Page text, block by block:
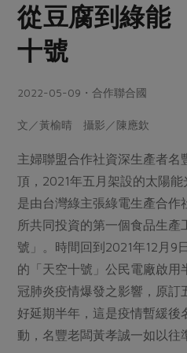
豆製品
肉品・水產
畜產肉類
水畜加工品
調理食材・點心
調味醬料/南北貨
休閒零嘴
保健食品
居家好物
美妝保養
常備菜
蔬食
蛋料理
料理方式
烘焙．點心
醬料
湯品．鍋物
漬物
涼拌沙拉
飲品
主題食譜
更多預購活動
合作25-精選產品第四彈
合作25-精選產品第三彈
更多當季產品
議題活動
主婦聯盟X樂齡網特約優惠案
2024農業發展計畫年度報告
社內大小事
產品故事
樂齡生活
廚房瑜伽
減硝酸鹽
非基改運動
廢核運動
減添加物
更多議題
關於我們
合作社組織
產品檢驗
自主把關
檢驗報告
硝酸鹽檢驗
社員權益
合作社法規
社務專區
從豆腐到綠
十號
2022-05-09・合作聯合國
文／黃榆晴 攝影／陳應欽
主婦聯盟合作社資深生產者名
頂，2021年五月架設的太陽
是由台灣綠主張綠電生產合作
所共同投資的第一個食品生產
號」。時間回到2021年12月9
的「天空十號」公民電廠啟用
冠肺炎疫情爆發之影響，原訂
好延期半年，這是疫情暫緩後
動，名豐老闆黃孝誠一如以往